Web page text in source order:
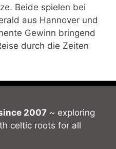
Beide spielen bei
aus Hannover und
Gewinn bringend
durch die Zeiten
2007 ~ exploring
celtic roots for all